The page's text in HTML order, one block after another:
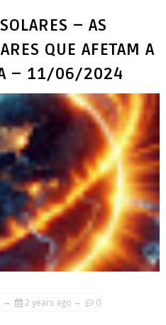
– AS
QUE AFETAM A
– 11/06/2024
2 years ago 0